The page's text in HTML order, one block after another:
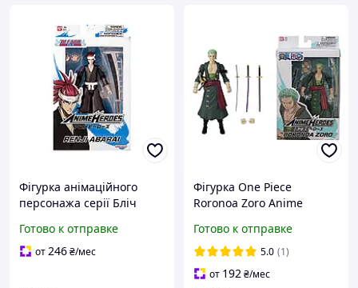
Фігурка анімаційного
персонажа серії Бліч
ТМ "Anime Heroes"
Готово к отправке
от246₴/мес
Фігурка One Piece
Roronoa Zoro Anime
Готово к отправке
5.0 (1)
от 192₴/мес